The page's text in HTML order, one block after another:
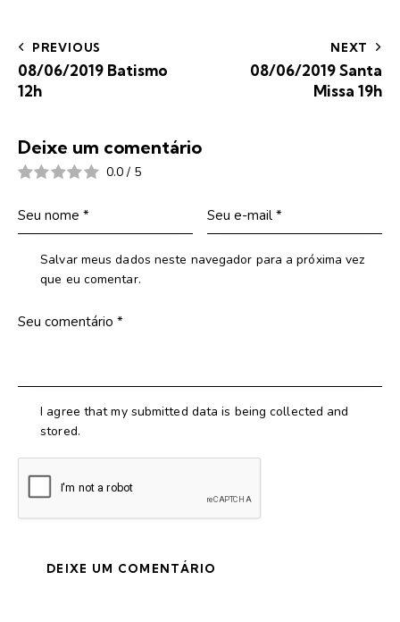
PREVIOUS
08/06/2019 Batismo
12h
NEXT
08/06/2019 Santa
Missa 19h
Deixe um comentário
0.0 / 5
Salvar meus dados neste navegador para a próxima vez
que eu comentar.
I agree that my submitted data is being collected and
stored.